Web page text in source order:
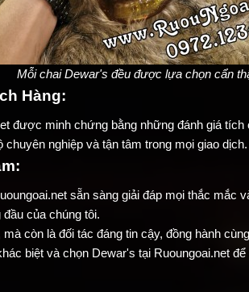
Mỗi chai Dewar's đều được lựa chọn cẩn
Hàng:
được minh chứng bằng những đánh giá
nghiệp và tận tâm trong mọi giao dịch.
sẵn sàng giải đáp mọi thắc mắc
của chúng tôi.
còn là đối tác đáng tin cậy, đồng hành
biệt và chọn Dewar's tại Ruoungoai.net